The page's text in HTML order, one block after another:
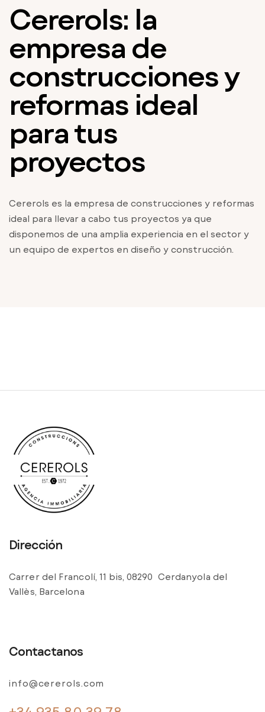
Cererols: la
empresa de
construcciones y
reformas ideal
para tus
proyectos
Cererols es la empresa de construcciones y reformas
ideal para llevar a cabo tus proyectos ya que
disponemos de una amplia experiencia en el sector y
un equipo de expertos en diseño y construcción.
Dirección
Carrer del Francolí, 11 bis, 08290 Cerdanyola del
Vallès, Barcelona
Contactanos
info@cererols.com